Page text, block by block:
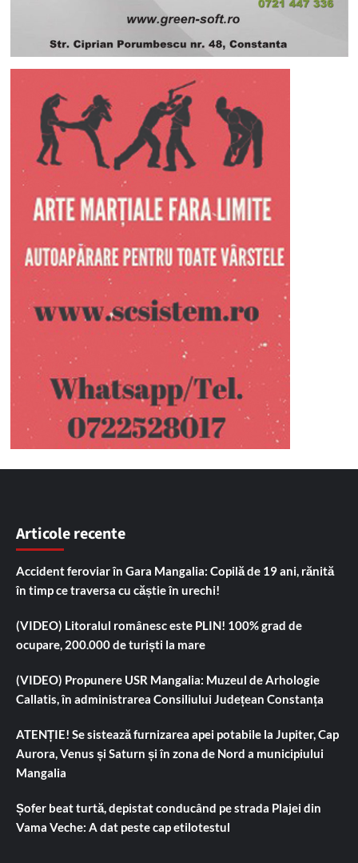
Articole recente
Accident feroviar în Gara Mangalia: Copilă de 19 ani, rănită
în timp ce traversa cu căștie în urechi!
(VIDEO) Litoralul românesc este PLIN! 100% grad de
ocupare, 200.000 de turiști la mare
(VIDEO) Propunere USR Mangalia: Muzeul de Arhologie
Callatis, în administrarea Consiliului Județean Constanța
ATENȚIE! Se sistează furnizarea apei potabile la Jupiter, Cap
Aurora, Venus și Saturn și în zona de Nord a municipiului
Mangalia
Șofer beat turtă, depistat conducând pe strada Plajei din
Vama Veche: A dat peste cap etilotestul